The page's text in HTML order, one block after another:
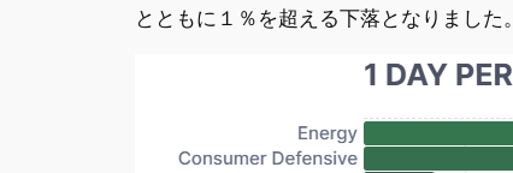
とともに１％を超える下落となりました。